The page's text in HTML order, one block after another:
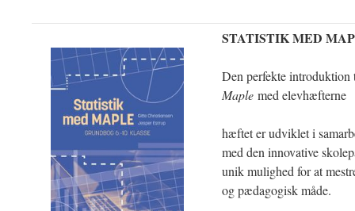
STATISTIK MED
Den perfekte
Maple med elevhæfterne
hæftet er udviklet i
med den innovative
unik mulighed for at
og pædagogisk måde.